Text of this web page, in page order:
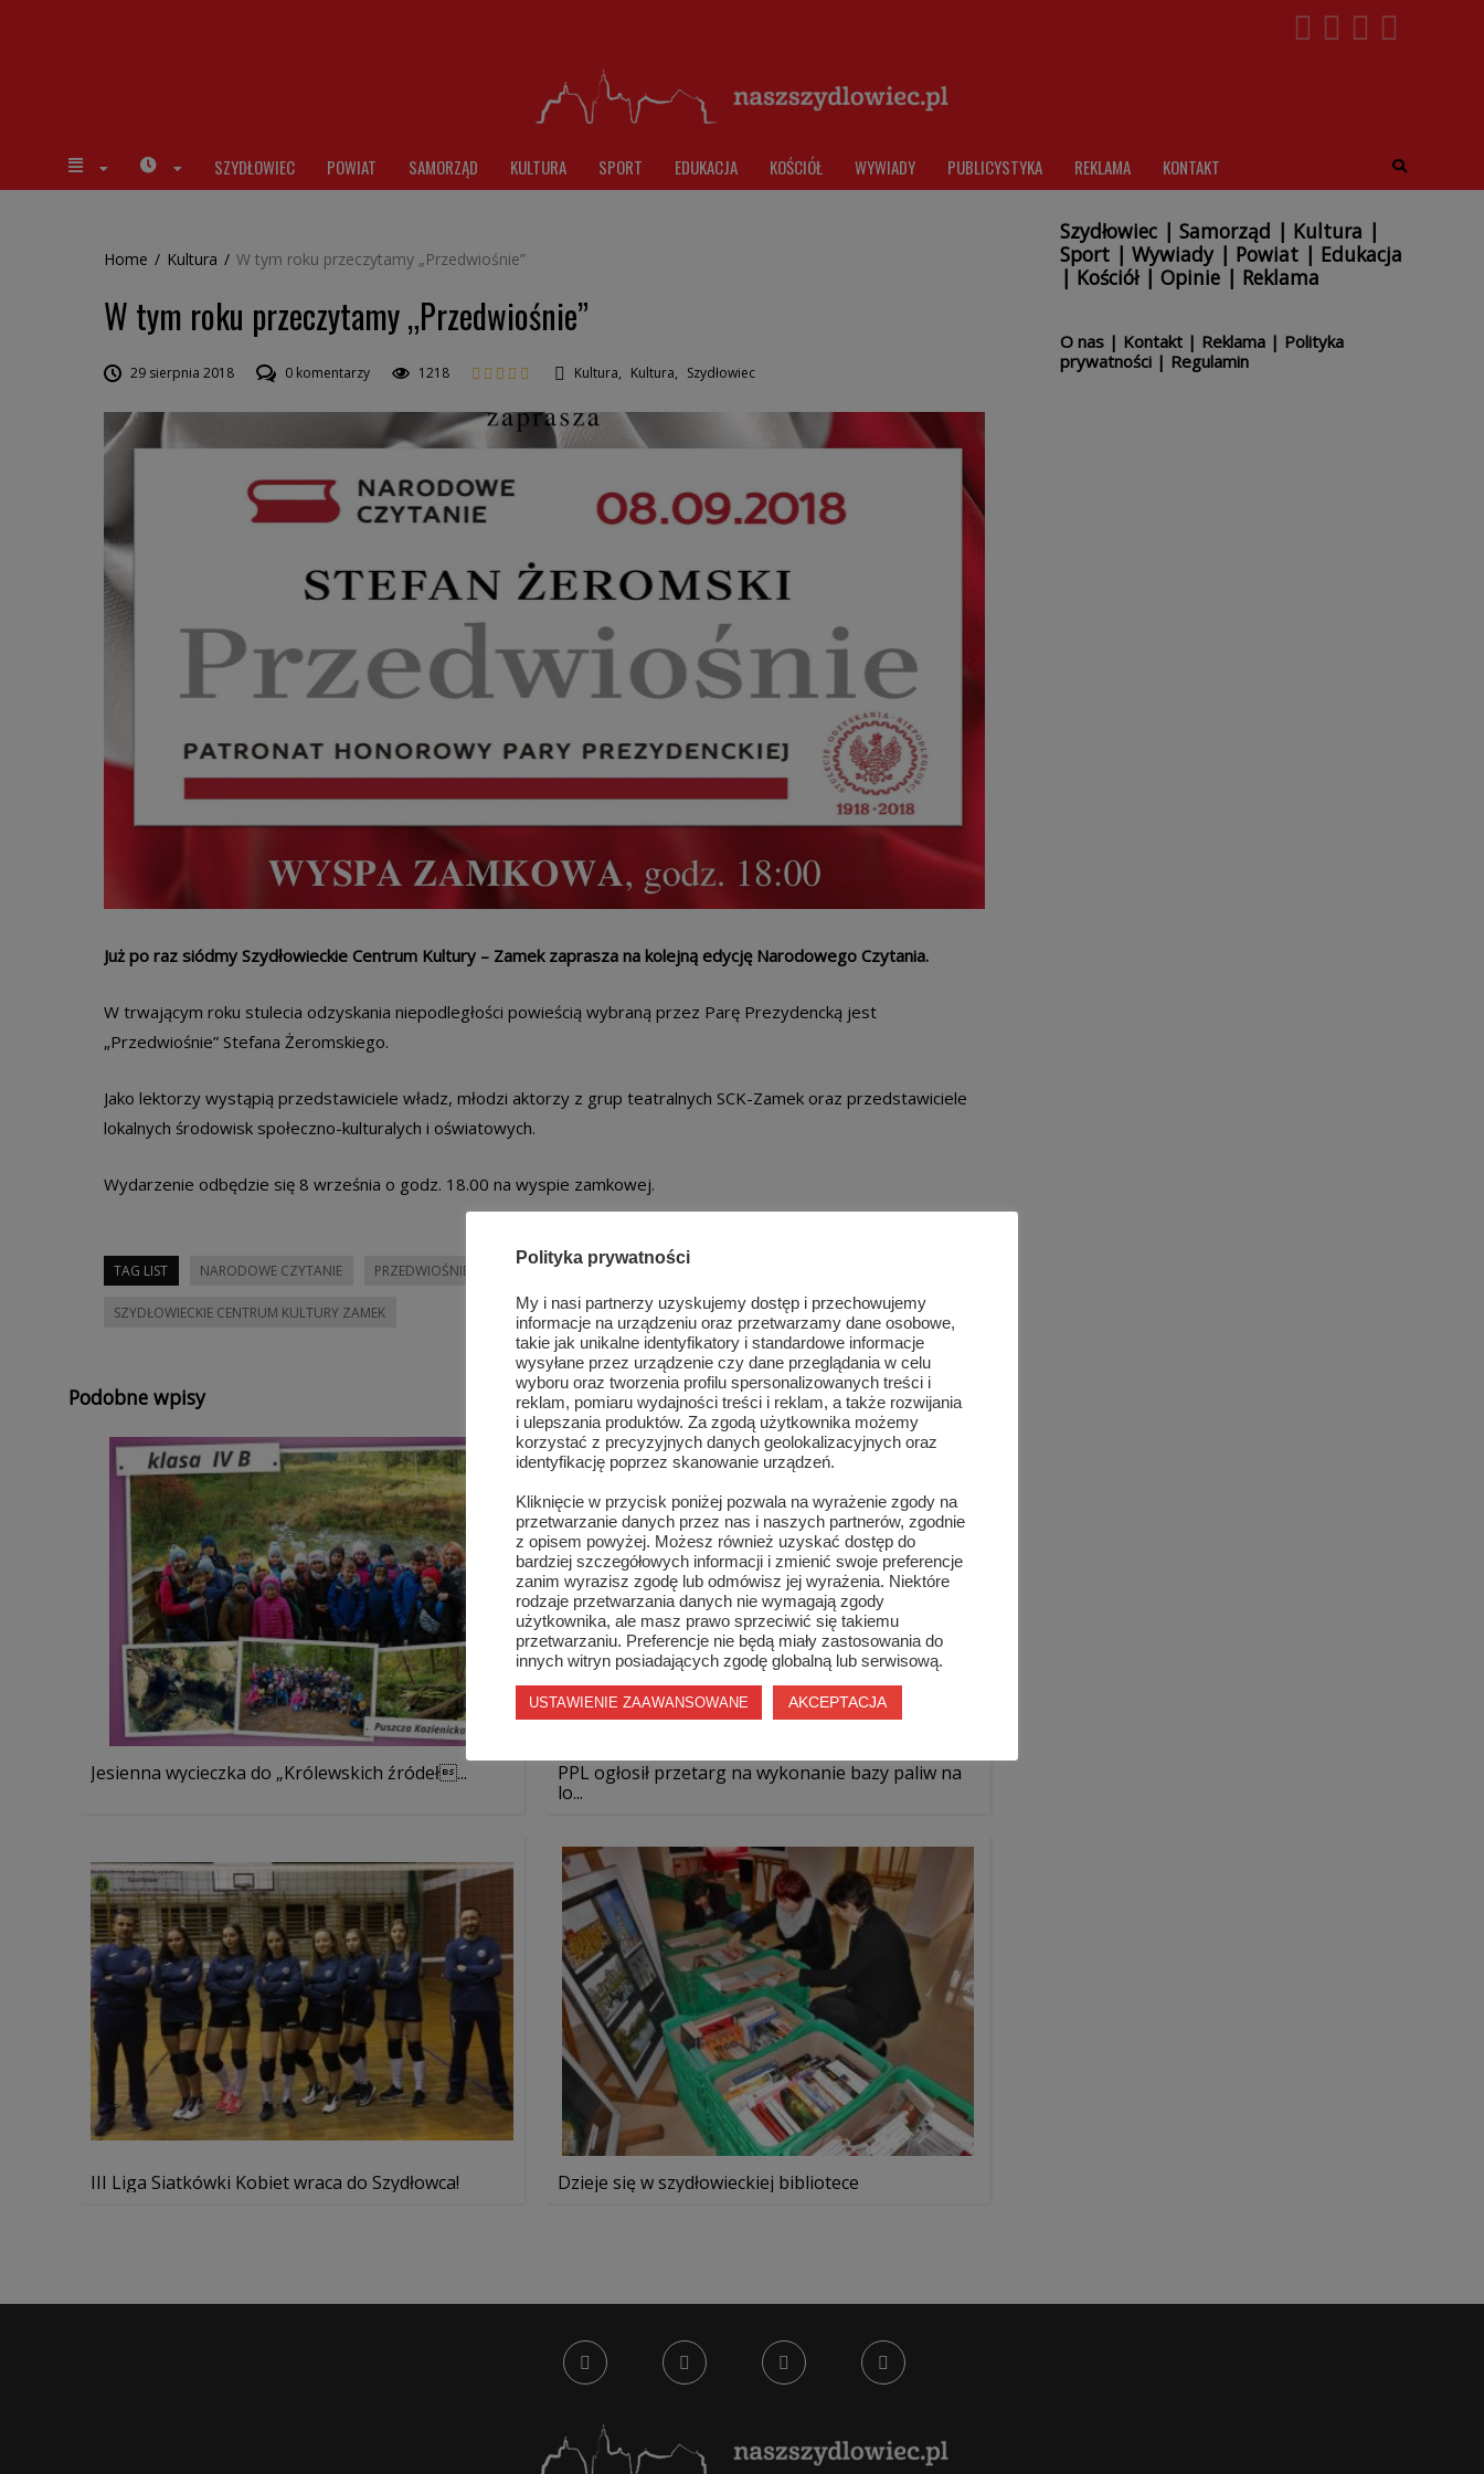
SZYDŁOWIEC POWIAT SAMORZĄD KULTURA SPORT EDUKACJA KOŚCIÓŁ WYWIADY PUBLICYSTYKA REKLAMA KONTAKT
Home / Kultura / W tym roku przeczytamy „Przedwiośnie”
W tym roku przeczytamy „Przedwiośnie”
29 sierpnia 2018 0 komentarzy 1218 Kultura, Kultura, Szydłowiec
Już po raz siódmy Szydłowieckie Centrum Kultury – Zamek zaprasza na kolejną edycję Narodowego Czytania.
W trwającym roku stulecia odzyskania niepodległości powieścią wybraną przez Parę Prezydencką jest
„Przedwiośnie” Stefana Żeromskiego.
Jako lektorzy wystąpią przedstawiciele władz, młodzi aktorzy z grup teatralnych SCK-Zamek oraz przedstawiciele
lokalnych środowisk społeczno-kulturalych i oświatowych.
Wydarzenie odbędzie się 8 września o godz. 18.00 na wyspie zamkowej.
TAG LIST NARODOWE CZYTANIE PRZEDWIOŚNIE REGIONALNE CENTRUM BIBLIOTECZNO - MULTIMEDIALNE
SZYDŁOWIECKIE CENTRUM KULTURY ZAMEK
Podobne wpisy
Jesienna wycieczka do „Królewskich źródeł...
PPL ogłosił przetarg na wykonanie bazy paliw na
lo...
III Liga Siatkówki Kobiet wraca do Szydłowca! Dzieje się w szydłowieckiej bibliotece
Szydłowiec| Samorząd | Kultura |
Sport| Wywiady| Powiat| Edukacja
| Kościół| Opinie| Reklama
O nas| Kontakt| Reklama| Polityka
prywatności| Regulamin
Polityka prywatności
My i nasi partnerzy uzyskujemy dostęp i przechowujemy
informacje na urządzeniu oraz przetwarzamy dane osobowe,
takie jak unikalne identyfikatory i standardowe informacje
wysyłane przez urządzenie czy dane przeglądania w celu
wyboru oraz tworzenia profilu spersonalizowanych treści i
reklam, pomiaru wydajności treści i reklam, a także rozwijania
i ulepszania produktów. Za zgodą użytkownika możemy
korzystać z precyzyjnych danych geolokalizacyjnych oraz
identyfikację poprzez skanowanie urządzeń.
Kliknięcie w przycisk poniżej pozwala na wyrażenie zgody na
przetwarzanie danych przez nas i naszych partnerów, zgodnie
z opisem powyżej. Możesz również uzyskać dostęp do
bardziej szczegółowych informacji i zmienić swoje preferencje
zanim wyrazisz zgodę lub odmówisz jej wyrażenia. Niektóre
rodzaje przetwarzania danych nie wymagają zgody
użytkownika, ale masz prawo sprzeciwić się takiemu
przetwarzaniu. Preferencje nie będą miały zastosowania do
innych witryn posiadających zgodę globalną lub serwisową.
USTAWIENIE ZAAWANSOWANE AKCEPTACJA